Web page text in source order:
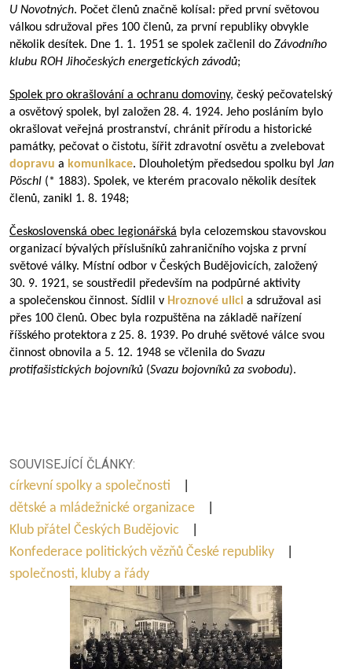
U Novotných. Počet členů značně kolísal: před první světovou
válkou sdružoval přes 100 členů, za první republiky obvykle
několik desítek. Dne 1. 1. 1951 se spolek začlenil do Závodního
klubu ROH Jihočeských energetických závodů;
Spolek pro okrašlování a ochranu domoviny, český pečovatelský
a osvětový spolek, byl založen 28. 4. 1924. Jeho posláním bylo
okrašlovat veřejná prostranství, chránit přírodu a historické
památky, pečovat o čistotu, šířit zdravotní osvětu a zvelebovat
dopravu a komunikace. Dlouholetým předsedou spolku byl Jan
Pöschl (* 1883). Spolek, ve kterém pracovalo několik desítek
členů, zanikl 1. 8. 1948;
Československá obec legionářská byla celozemskou stavovskou
organizací bývalých příslušníků zahraničního vojska z první
světové války. Místní odbor v Českých Budějovicích, založený
30. 9. 1921, se soustředil především na podpůrné aktivity
a společenskou činnost. Sídlil v Hroznové ulici a sdružoval asi
přes 100 členů. Obec byla rozpuštěna na základě nařízení
říšského protektora z 25. 8. 1939. Po druhé světové válce svou
činnost obnovila a 5. 12. 1948 se včlenila do Svazu
protifašistických bojovníků (Svazu bojovníků za svobodu).
SOUVISEJÍCÍ ČLÁNKY:
církevní spolky a společnosti
dětské a mládežnické organizace
Klub přátel Českých Budějovic
Konfederace politických vězňů České republiky
společnosti, kluby a řády